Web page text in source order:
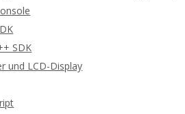
SDK
und LCD-Display